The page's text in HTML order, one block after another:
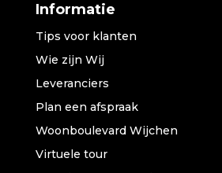
Informatie
Tips voor klanten
Wie zijn Wij
Leveranciers
Plan een afspraak
Woonboulevard Wijchen
Virtuele tour